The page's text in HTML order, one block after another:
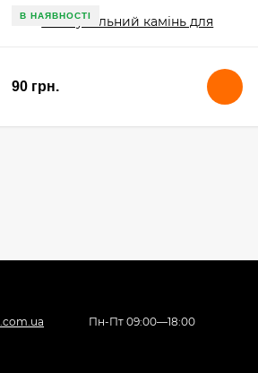
В НАЯВНОСТІ
90 грн.
Пн-Пт 09:00—18:00